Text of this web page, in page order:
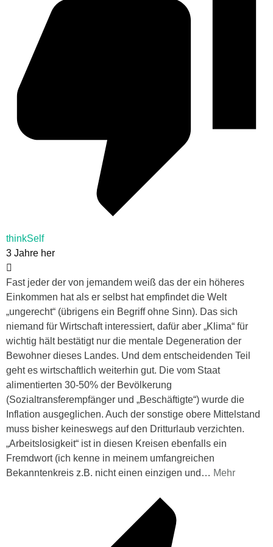
thinkSelf
3 Jahre her
Fast jeder der von jemandem weiß das der ein höheres
Einkommen hat als er selbst hat empfindet die Welt
„ungerecht“ (übrigens ein Begriff ohne Sinn). Das sich
niemand für Wirtschaft interessiert, dafür aber „Klima“ für
wichtig hält bestätigt nur die mentale Degeneration der
Bewohner dieses Landes. Und dem entscheidenden Teil
geht es wirtschaftlich weiterhin gut. Die vom Staat
alimentierten 30-50% der Bevölkerung
(Sozialtransferempfänger und „Beschäftigte“) wurde die
Inflation ausgeglichen. Auch der sonstige obere Mittelstand
muss bisher keineswegs auf den Dritturlaub verzichten.
„Arbeitslosigkeit“ ist in diesen Kreisen ebenfalls ein
Fremdwort (ich kenne in meinem umfangreichen
Bekanntenkreis z.B. nicht einen einzigen und … Mehr